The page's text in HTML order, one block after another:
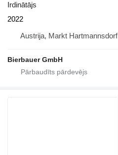
Irdinātājs
2022
Austrija, Markt Hartmannsdorf
Bierbauer GmbH